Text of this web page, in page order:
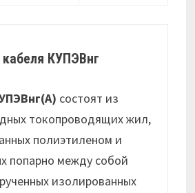
КУПЭВнг
состоят из
токопроводящих жил,
полиэтиленом и
попарно между собой
изолированных